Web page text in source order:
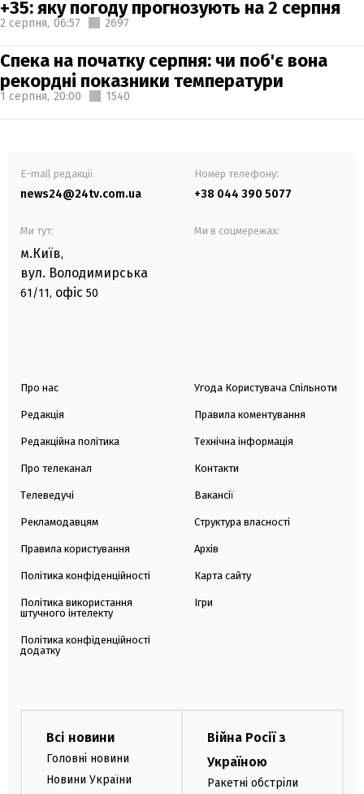
+35: яку погоду прогнозують на 2 серпня
2 серпня, 06:57 2697
Спека на початку серпня: чи поб'є вона
рекордні показники температури
1 серпня, 20:00 1540
E-mail редакції
news24@24tv.com.ua
Номер телефону:
+38 044 390 5077
Ми тут:
м.Київ,
вул. Володимирська
61/11, офіс 50
Ми в соцмережах:
Про нас
Редакція
Редакційна політика
Про телеканал
Телеведучі
Рекламодавцям
Правила користування
Політика конфіденційності
Політика використання
штучного інтелекту
Політика конфіденційності
додатку
Угода Користувача Спільноти
Правила коментування
Технічна інформація
Контакти
Вакансії
Структура власності
Архів
Карта сайту
Ігри
Всі новини
Головні новини
Новини України
Війна Росії з
Україною
Ракетні обстріли